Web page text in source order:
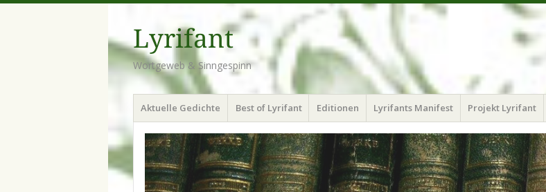
Lyrifant
Wortgeweb & Sinngespinn
Menü
Zum
Inhalt
springen
Aktuelle Gedichte Best of Lyrifant Editionen Lyrifants Manifest Projekt Lyrifant